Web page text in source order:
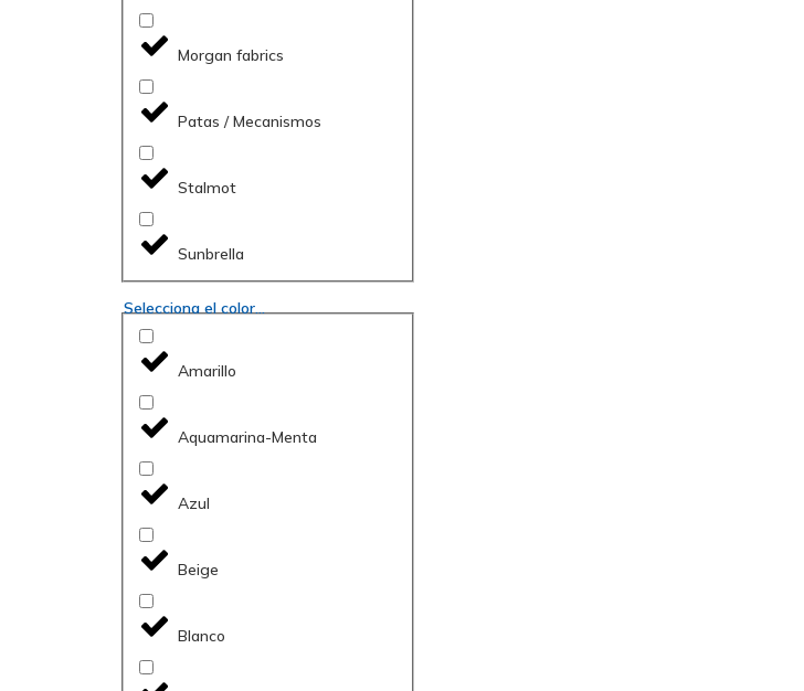
Morgan fabrics
Patas / Mecanismos
Stalmot
Sunbrella
Selecciona el color...
Amarillo
Aquamarina-Menta
Azul
Beige
Blanco